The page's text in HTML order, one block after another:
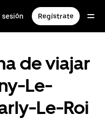
Regístrate
de viajar
Le-
Le-Roi